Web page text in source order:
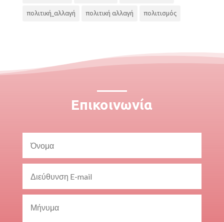
πολιτική_αλλαγή πολιτική αλλαγή πολιτισμός
Επικοινωνία